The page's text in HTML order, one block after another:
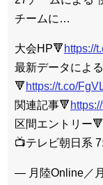
チームに…
大会HP🔻 https://
最新データによ
🔻 https://t.co/
関連記事🔻
区間エントリー🔻
📺テレビ朝日系
— 月陸Online／